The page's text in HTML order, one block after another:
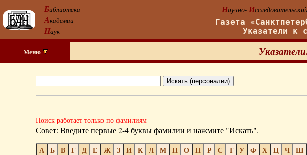
Библиотека
Академии
Наук
Научно- И
Газета
Указатели к
Меню
Поиск работает только по фамилиям
Совет: Введите первые 2-4 буквы фамилии и нажмите "Искать".
А Б В Г Д Е Ж З И К Л М Н О П Р С Т У Ф Х Ц Ч Ш